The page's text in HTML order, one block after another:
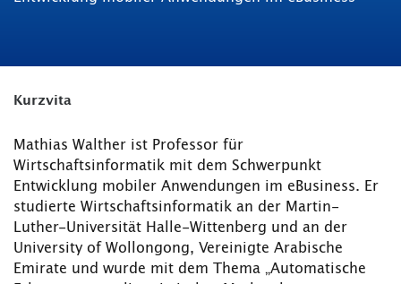
Kurzvita
Mathias Walther ist Professor für
Wirtschaftsinformatik mit dem Schwerpunkt
Entwicklung mobiler Anwendungen im eBusiness. Er
studierte Wirtschaftsinformatik an der Martin-
Luther-Universität Halle-Wittenberg und an der
University of Wollongong, Vereinigte Arabische
Emirate und wurde mit dem Thema „Automatische